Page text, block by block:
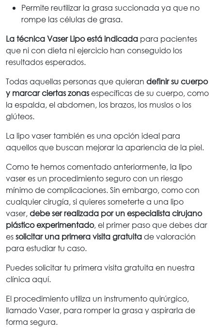
Permite reutilizar la grasa succionada ya que no
rompe las células de grasa.
La técnica Vaser Lipo está indicada para pacientes
que ni con dieta ni ejercicio han conseguido los
resultados esperados.
Todas aquellas personas que quieran definir su cuerpo
y marcar ciertas zonasespecíficas de su cuerpo, como
la espalda, el abdomen, los brazos, los muslos o los
glúteos.
La lipo vaser también es una opción ideal para
aquellos que buscan mejorar la apariencia de la piel.
Como te hemos comentado anteriormente, la lipo
vaser es un procedimiento seguro con un riesgo
mínimo de complicaciones. Sin embargo, como con
cualquier cirugía, si quieres someterte a una lipo
vaser,debe ser realizada por un especialista cirujano
plástico experimentado, el primer paso que debes dar
essolicitar una primera visita gratuitade valoración
para estudiar tu caso.
Puedes solicitar tu primera visita gratuita en nuestra
clínica aquí.
El procedimiento utiliza un instrumento quirúrgico,
llamado Vaser, para romper la grasa y aspirarla de
forma segura.